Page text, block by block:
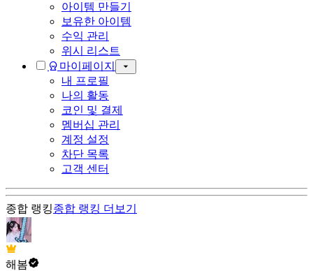
아이템 만들기
보유한 아이템
수익 관리
위시 리스트
마이페이지
내 프로필
나의 활동
코인 및 결제
멤버십 관리
계정 설정
차단 목록
고객 센터
종합 랭킹종합 랭킹 더보기
해봄